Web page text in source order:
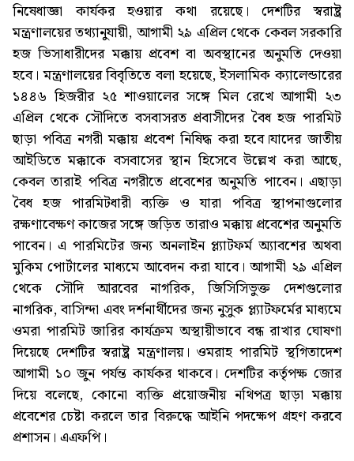
নিষেধাজ্ঞা কার্যকর হওয়ার কথা রয়েছে। দেশটির স্বরাষ্ট্র
মন্ত্রণালয়ের তথ্যানুযায়ী, আগামী ২৯ এপ্রিল থেকে কেবল সরকারি
হজ ভিসাধারীদের মক্কায় প্রবেশ বা অবস্থানের অনুমতি দেওয়া
হবে। মন্ত্রণালয়ের বিবৃতিতে বলা হয়েছে, ইসলামিক ক্যালেন্ডারের
১৪৪৬ হিজরীর ২৫ শাওয়ালের সঙ্গে মিল রেখে আগামী ২৩
এপ্রিল থেকে সৌদিতে বসবাসরত প্রবাসীদের বৈধ হজ পারমিট
ছাড়া পবিত্র নগরী মক্কায় প্রবেশ নিষিদ্ধ করা হবে।যাদের জাতীয়
আইডিতে মক্কাকে বসবাসের স্থান হিসেবে উল্লেখ করা আছে,
কেবল তারাই পবিত্র নগরীতে প্রবেশের অনুমতি পাবেন। এছাড়া
বৈধ হজ পারমিটধারী ব্যক্তি ও যারা পবিত্র স্থাপনাগুলোর
রক্ষণাবেক্ষণ কাজের সঙ্গে জড়িত তারাও মক্কায় প্রবেশের অনুমতি
পাবেন। এ পারমিটের জন্য অনলাইন প্ল্যাটফর্ম অ্যাবশের অথবা
মুকিম পোর্টালের মাধ্যমে আবেদন করা যাবে। আগামী ২৯ এপ্রিল
থেকে সৌদি আরবের নাগরিক, জিসিসিভুক্ত দেশগুলোর
নাগরিক, বাসিন্দা এবং দর্শনার্থীদের জন্য নুসুক প্ল্যাটফর্মের মাধ্যমে
ওমরা পারমিট জারির কার্যক্রম অস্থায়ীভাবে বন্ধ রাখার ঘোষণা
দিয়েছে দেশটির স্বরাষ্ট্র মন্ত্রণালয়। ওমরাহ পারমিট স্থগিতাদেশ
আগামী ১০ জুন পর্যন্ত কার্যকর থাকবে। দেশটির কর্তৃপক্ষ জোর
দিয়ে বলেছে, কোনো ব্যক্তি প্রয়োজনীয় নথিপত্র ছাড়া মক্কায়
প্রবেশের চেষ্টা করলে তার বিরুদ্ধে আইনি পদক্ষেপ গ্রহণ করবে
প্রশাসন। এএফপি।